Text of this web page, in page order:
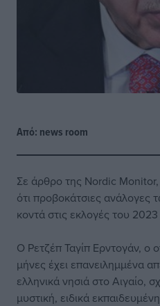
Από: news room
Σε άρθρο της Nordic
ότι προβοκάτσιες
κοντά στις εκλογές του 2023
Ο Ρετζέπ Ταγίπ Ερντογάν, ο
μήνες έχει επανειλημμένα
ελληνικά νησιά στο Αιγαίο,
μυστική, ειδικά